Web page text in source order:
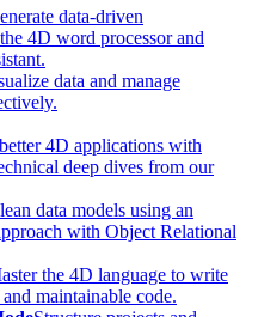
data-driven
4D word processor and
data and manage
4D applications with
deep dives from our
data models using an
with Object Relational
the 4D language to write
maintainable code.